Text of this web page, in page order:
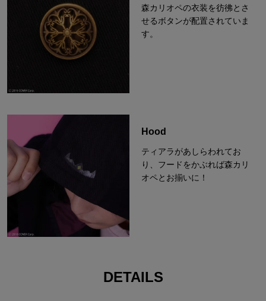
森カリオペの衣装を彷彿とさ
せるボタンが配置されていま
す。
Hood
ティアラがあしらわれてお
り、フードをかぶれば森カリ
オペとお揃いに！
DETAILS